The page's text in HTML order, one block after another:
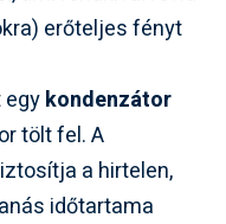
erőteljes fényt
kondenzátor
tölt fel. A
a hirtelen,
időtartama